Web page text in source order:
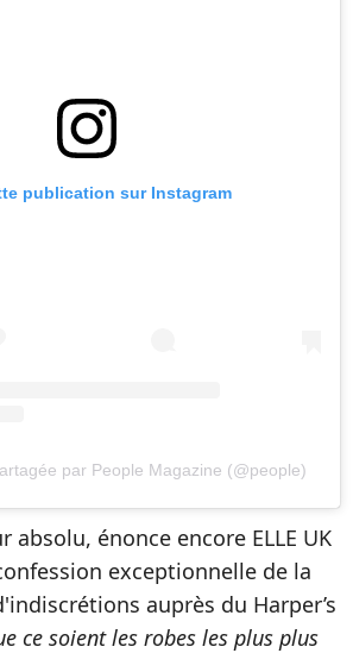
publication sur Instagram
par People Magazine (@people)
absolu, énonce encore ELLE UK
exceptionnelle de la
auprès du Harper’s
ce soient les robes les plus plus